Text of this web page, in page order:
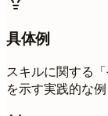
具体例
スキルに関する
を示す実践的な例